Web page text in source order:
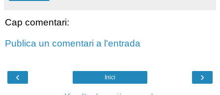
Cap comentari:
Publica un comentari a l'entrada
‹ ›
Inici